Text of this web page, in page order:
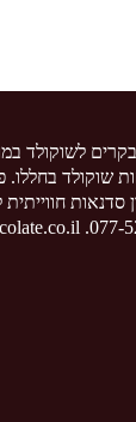
לשוקולד
שוקולד
חווייתית